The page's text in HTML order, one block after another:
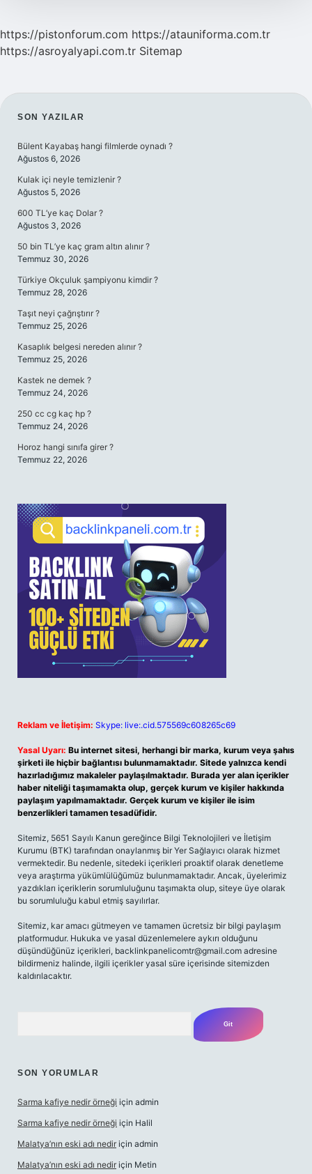
https://pistonforum.com https://atauniforma.com.tr
https://asroyalyapi.com.tr Sitemap
SIDEBAR
SON YAZILAR
Bülent Kayabaş hangi filmlerde oynadı ?
Ağustos 6, 2026
Kulak içi neyle temizlenir ?
Ağustos 5, 2026
600 TL’ye kaç Dolar ?
Ağustos 3, 2026
50 bin TL’ye kaç gram altın alınır ?
Temmuz 30, 2026
Türkiye Okçuluk şampiyonu kimdir ?
Temmuz 28, 2026
Taşıt neyi çağrıştırır ?
Temmuz 25, 2026
Kasaplık belgesi nereden alınır ?
Temmuz 25, 2026
Kastek ne demek ?
Temmuz 24, 2026
250 cc cg kaç hp ?
Temmuz 24, 2026
Horoz hangi sınıfa girer ?
Temmuz 22, 2026
Reklam ve İletişim: Skype: live:.cid.575569c608265c69
Yasal Uyarı: Bu internet sitesi, herhangi bir marka, kurum veya şahıs
şirketi ile hiçbir bağlantısı bulunmamaktadır. Sitede yalnızca kendi
hazırladığımız makaleler paylaşılmaktadır. Burada yer alan içerikler
haber niteliği taşımamakta olup, gerçek kurum ve kişiler hakkında
paylaşım yapılmamaktadır. Gerçek kurum ve kişiler ile isim
benzerlikleri tamamen tesadüfidir.
Sitemiz, 5651 Sayılı Kanun gereğince Bilgi Teknolojileri ve İletişim
Kurumu (BTK) tarafından onaylanmış bir Yer Sağlayıcı olarak hizmet
vermektedir. Bu nedenle, sitedeki içerikleri proaktif olarak denetleme
veya araştırma yükümlülüğümüz bulunmamaktadır. Ancak, üyelerimiz
yazdıkları içeriklerin sorumluluğunu taşımakta olup, siteye üye olarak
bu sorumluluğu kabul etmiş sayılırlar.
Sitemiz, kar amacı gütmeyen ve tamamen ücretsiz bir bilgi paylaşım
platformudur. Hukuka ve yasal düzenlemelere aykırı olduğunu
düşündüğünüz içerikleri, backlinkpanelicomtr@gmail.com adresine
bildirmeniz halinde, ilgili içerikler yasal süre içerisinde sitemizden
kaldırılacaktır.
SON YORUMLAR
Sarma kafiye nedir örneği için admin
Sarma kafiye nedir örneği için Halil
Malatya’nın eski adı nedir için admin
Malatya’nın eski adı nedir için Metin